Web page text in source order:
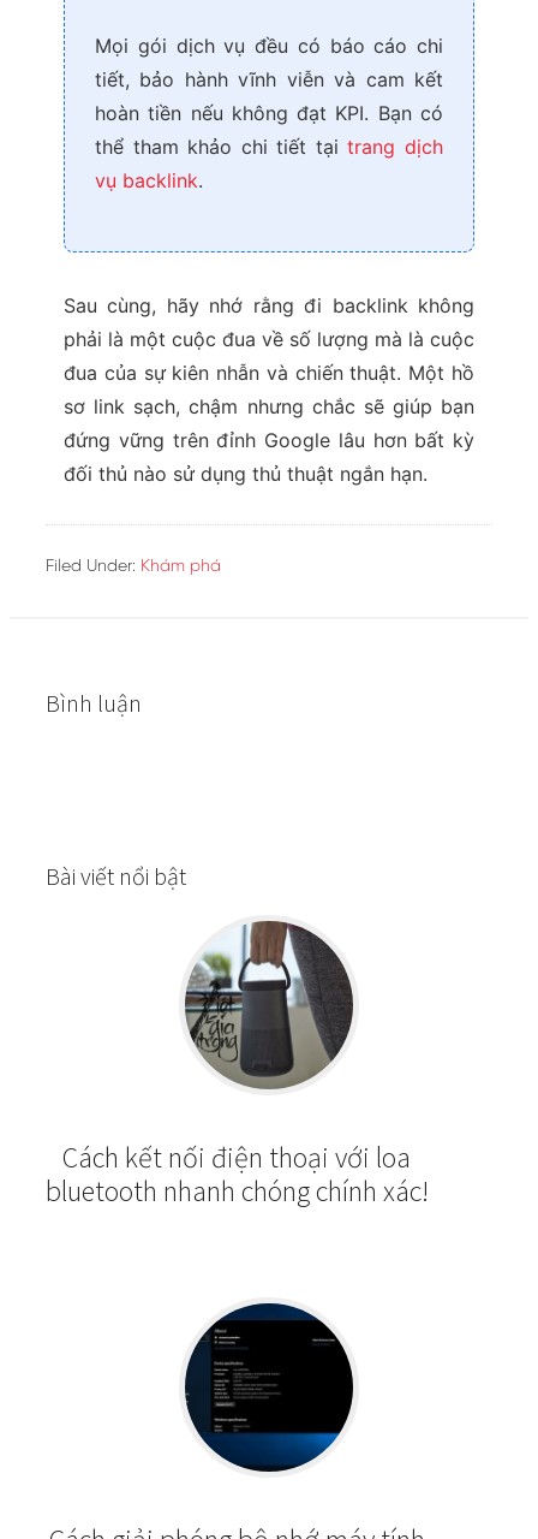
Mọi gói dịch vụ đều có báo cáo chi
tiết, bảo hành vĩnh viễn và cam kết
hoàn tiền nếu không đạt KPI. Bạn có
thể tham khảo chi tiết tạitrang dịch
vụ backlink.
Sau cùng, hãy nhớ rằng đi backlink không
phải là một cuộc đua về số lượng mà là cuộc
đua của sự kiên nhẫn và chiến thuật. Một hồ
sơ link sạch, chậm nhưng chắc sẽ giúp bạn
đứng vững trên đỉnh Google lâu hơn bất kỳ
đối thủ nào sử dụng thủ thuật ngắn hạn.
Filed Under: Khám phá
Bình luận
Bài viết nổi bật
Cách kết nối điện thoại với loa
bluetooth nhanh chóng chính xác!